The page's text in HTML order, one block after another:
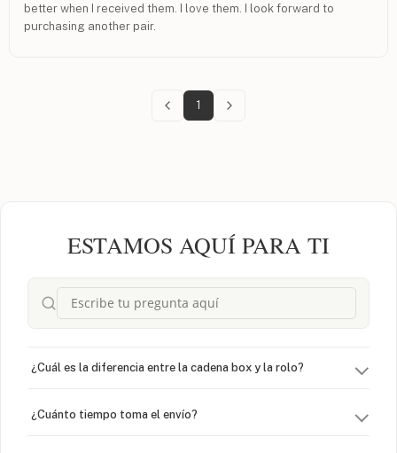
better when I received them. I love them. I look forward to
purchasing another pair.
1
ESTAMOS AQUÍ PARA TI
¿Cuál es la diferencia entre la cadena box y la rolo?
¿Cuánto tiempo toma el envío?